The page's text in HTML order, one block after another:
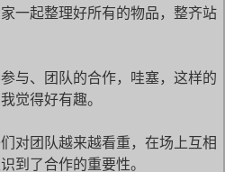
一起整理好所有的物品，整齐站
、团队的合作，哇塞，这样的
觉得好有趣。
团队越来越看重，在场上互相
到了合作的重要性。